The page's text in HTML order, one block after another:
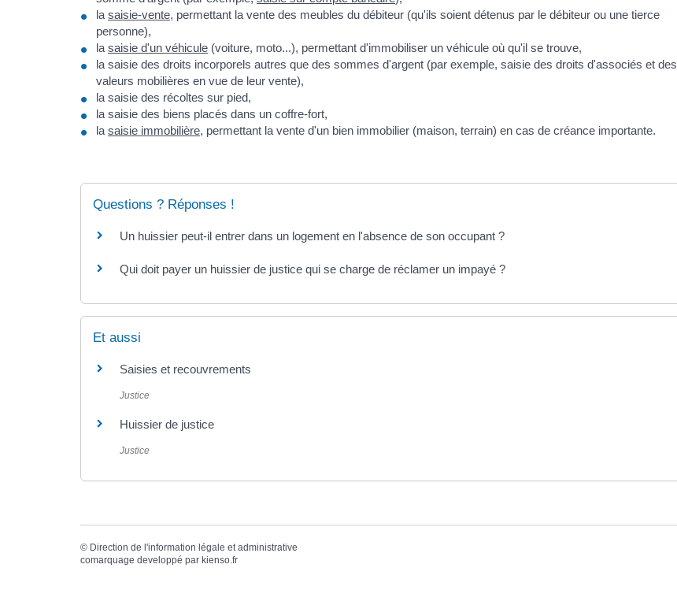
la saisie-vente, permettant la vente des meubles du débiteur (qu'ils soient détenus par le débiteur ou une tierce
personne),
la saisie d'un véhicule (voiture, moto...), permettant d'immobiliser un véhicule où qu'il se trouve,
la saisie des droits incorporels autres que des sommes d'argent (par exemple, saisie des droits d'associés et des
valeurs mobilières en vue de leur vente),
la saisie des récoltes sur pied,
la saisie des biens placés dans un coffre-fort,
la saisie immobilière, permettant la vente d'un bien immobilier (maison, terrain) en cas de créance importante.
Questions ? Réponses !
Un huissier peut-il entrer dans un logement en l'absence de son occupant ?
Qui doit payer un huissier de justice qui se charge de réclamer un impayé ?
Et aussi
Saisies et recouvrements
Justice
Huissier de justice
Justice
© Direction de l'information légale et administrative
comarquage developpé par kienso.fr